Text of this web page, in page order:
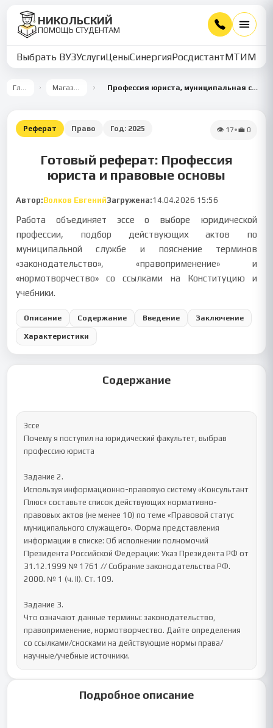
НИКОЛЬСКИЙ
ПОМОЩЬ СТУДЕНТАМ
Выбрать ВУЗУслугиЦеныСинергияРосдистантМТИММУ
Главная Магазин работ Профессия юриста, муниципальная служба и правовые термины
Реферат Право Год: 2025 👁 17•💼 0
Готовый реферат: Профессия
юриста и правовые основы
Автор:Волков ЕвгенийЗагружена:14.04.2026 15:56
Работа объединяет эссе о выборе юридической
профессии, подбор действующих актов по
муниципальной службе и пояснение терминов
«законодательство», «правоприменение» и
«нормотворчество» со ссылками на Конституцию и
учебники.
Описание Содержание Введение Заключение
Характеристики
Содержание
Эссе
Почему я поступил на юридический факультет, выбрав
профессию юриста
Задание 2.
Используя информационно-правовую систему «Консультант
Плюс» составьте список действующих нормативно-
правовых актов (не менее 10) по теме «Правовой статус
муниципального служащего». Форма представления
информации в списке: Об исполнении полномочий
Президента Российской Федерации: Указ Президента РФ от
31.12.1999 № 1761 // Собрание законодательства РФ.
2000. № 1 (ч. II). Ст. 109.
Задание 3.
Что означают данные термины: законодательство,
правоприменение, нормотворчество. Дайте определения
со ссылками/сносками на действующие нормы права/
научные/учебные источники.
Подробное описание